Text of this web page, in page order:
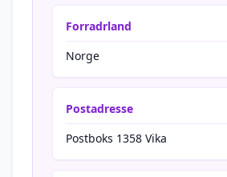
Forradrland
Norge
Postadresse
Postboks 1358 Vika